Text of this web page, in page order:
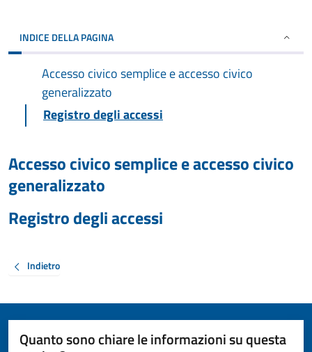
INDICE DELLA PAGINA
Accesso civico semplice e accesso civico
generalizzato
Registro degli accessi
Accesso civico semplice e accesso civico
generalizzato
Registro degli accessi
Indietro
Quanto sono chiare le informazioni su questa